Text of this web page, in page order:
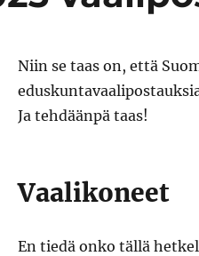
Niin se taas on, että
Ja tehdäänpä taas!
Vaalikoneet
En tiedä onko tällä